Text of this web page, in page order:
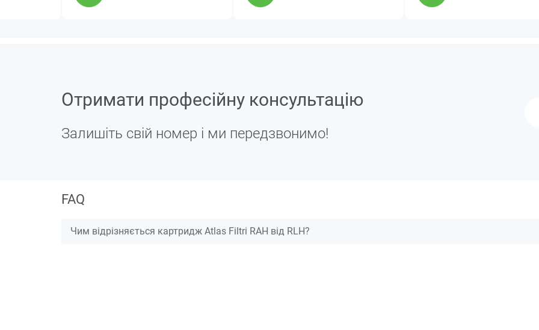
Отримати професійну консультацію
Залишіть свій номер і ми передзвонимо!
FAQ
Чим відрізняється картридж Atlas Filtri RAH від RLH?